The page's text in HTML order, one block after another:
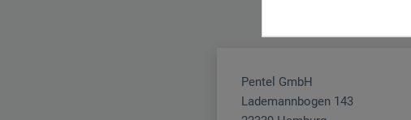
Pentel GmbH
Lademannbogen 143